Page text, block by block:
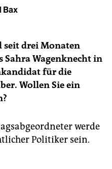
Bax
seit drei Monaten
Sahra Wagenknecht in
für die
Wollen Sie ein
werde
Politiker sein.